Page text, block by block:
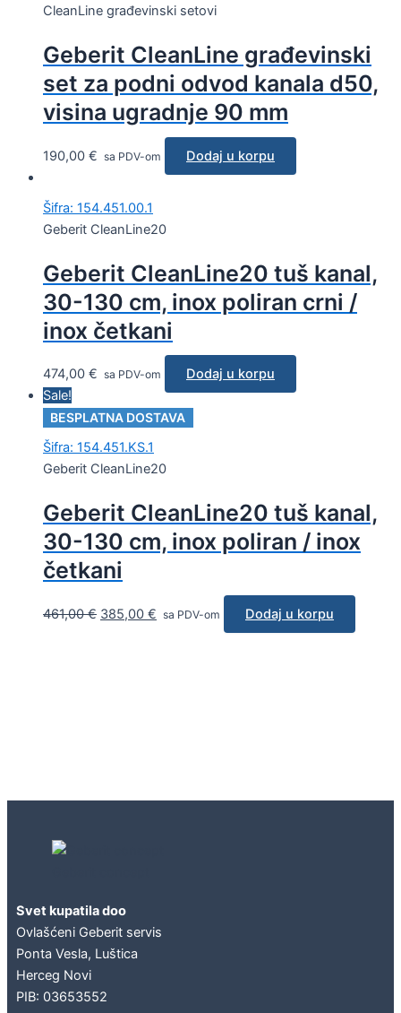
CleanLine građevinski setovi
Geberit CleanLine građevinski
set za podni odvod kanala d50,
visina ugradnje 90 mm
190,00 € sa PDV-om Dodaj u korpu
Šifra: 154.451.00.1
Geberit CleanLine20
Geberit CleanLine20 tuš kanal,
30-130 cm, inox poliran crni /
inox četkani
474,00 € sa PDV-om
Dodaj u korpu
Sale!
BESPLATNA DOSTAVA
Šifra: 154.451.KS.1
Geberit CleanLine20
Geberit CleanLine20 tuš kanal,
30-130 cm, inox poliran / inox
četkani
461,00€ 385,00 € sa PDV-om Dodaj u korpu
Svet kupatila doo
Ovlašćeni Geberit servis
Ponta Vesla, Luštica
Herceg Novi
PIB: 03653552